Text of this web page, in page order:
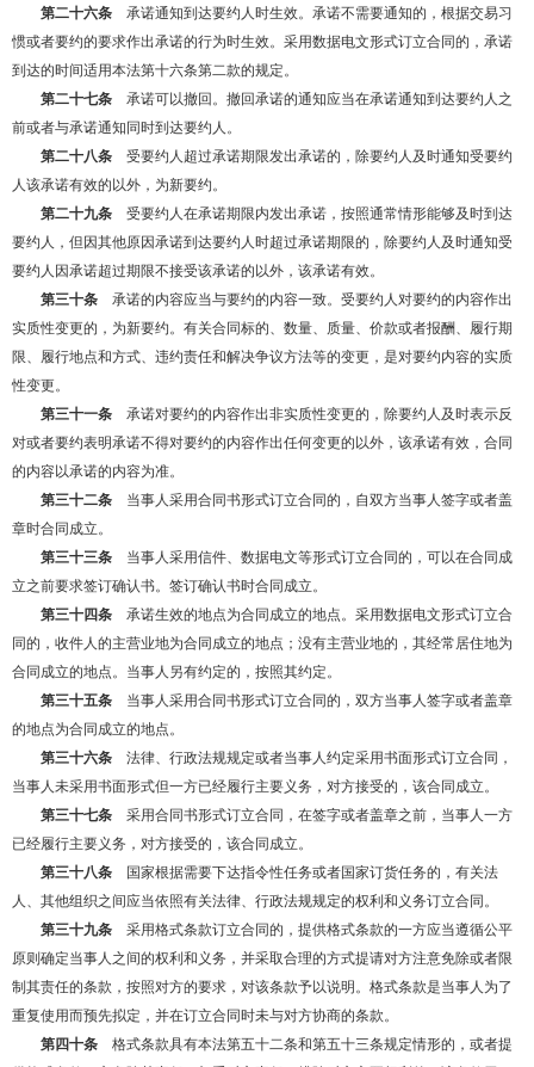
第二十六条 承诺通知到达要约人时生效。承诺不需要通知的，根据交易习
惯或者要约的要求作出承诺的行为时生效。采用数据电文形式订立合同的，承诺
到达的时间适用本法第十六条第二款的规定。
第二十七条 承诺可以撤回。撤回承诺的通知应当在承诺通知到达要约人之
前或者与承诺通知同时到达要约人。
第二十八条 受要约人超过承诺期限发出承诺的，除要约人及时通知受要约
人该承诺有效的以外，为新要约。
第二十九条 受要约人在承诺期限内发出承诺，按照通常情形能够及时到达
要约人，但因其他原因承诺到达要约人时超过承诺期限的，除要约人及时通知受
要约人因承诺超过期限不接受该承诺的以外，该承诺有效。
第三十条 承诺的内容应当与要约的内容一致。受要约人对要约的内容作出
实质性变更的，为新要约。有关合同标的、数量、质量、价款或者报酬、履行期
限、履行地点和方式、违约责任和解决争议方法等的变更，是对要约内容的实质
性变更。
第三十一条 承诺对要约的内容作出非实质性变更的，除要约人及时表示反
对或者要约表明承诺不得对要约的内容作出任何变更的以外，该承诺有效，合同
的内容以承诺的内容为准。
第三十二条 当事人采用合同书形式订立合同的，自双方当事人签字或者盖
章时合同成立。
第三十三条 当事人采用信件、数据电文等形式订立合同的，可以在合同成
立之前要求签订确认书。签订确认书时合同成立。
第三十四条 承诺生效的地点为合同成立的地点。采用数据电文形式订立合
同的，收件人的主营业地为合同成立的地点；没有主营业地的，其经常居住地为
合同成立的地点。当事人另有约定的，按照其约定。
第三十五条 当事人采用合同书形式订立合同的，双方当事人签字或者盖章
的地点为合同成立的地点。
第三十六条 法律、行政法规规定或者当事人约定采用书面形式订立合同，
当事人未采用书面形式但一方已经履行主要义务，对方接受的，该合同成立。
第三十七条 采用合同书形式订立合同，在签字或者盖章之前，当事人一方
已经履行主要义务，对方接受的，该合同成立。
第三十八条
国家根据需要下达指令性任务或者国家订货任务的，有关法
人、其他组织之间应当依照有关法律、行政法规规定的权利和义务订立合同。
第三十九条 采用格式条款订立合同的，提供格式条款的一方应当遵循公平
原则确定当事人之间的权利和义务，并采取合理的方式提请对方注意免除或者限
制其责任的条款，按照对方的要求，对该条款予以说明。格式条款是当事人为了
重复使用而预先拟定，并在订立合同时未与对方协商的条款。
第四十条 格式条款具有本法第五十二条和第五十三条规定情形的，或者提